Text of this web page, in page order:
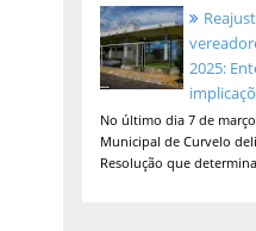
2025:
No último dia 7 de
Municipal de Curvelo
Resolução que